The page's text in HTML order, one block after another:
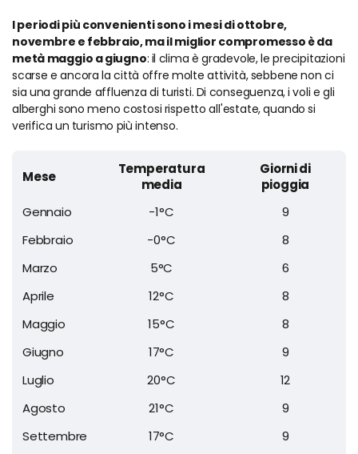
I periodi più convenienti sono i mesi di ottobre,
novembre e febbraio, ma il miglior compromesso è da
metà maggio a giugno: il clima è gradevole, le precipitazioni
scarse e ancora la città offre molte attività, sebbene non ci
sia una grande affluenza di turisti. Di conseguenza, i voli e gli
alberghi sono meno costosi rispetto all'estate, quando si
verifica un turismo più intenso.
Mese
Temperatura
media
Giorni di
pioggia
Gennaio
-1°C
9
Febbraio
-0°C
8
Marzo
5°C
6
Aprile
12°C
8
Maggio
15°C
8
Giugno
17°C
9
Luglio
20°C
12
Agosto
21°C
9
Settembre
17°C
9